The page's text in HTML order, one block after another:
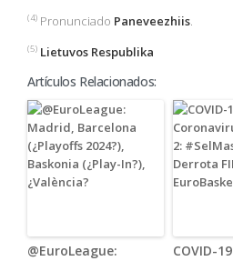
(4) Pronunciado Paneveezhiis.
(5) Lietuvos Respublika
Artículos Relacionados:
@EuroLeague:
COVID-19